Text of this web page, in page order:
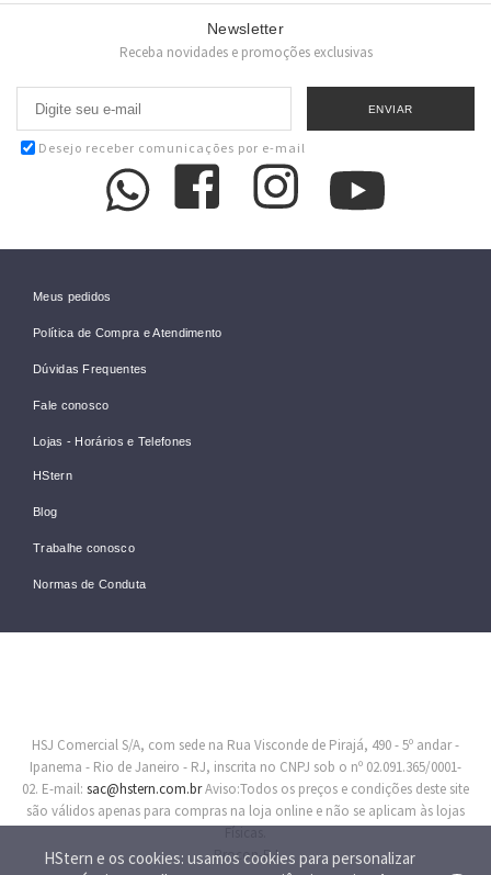
HStern e os cookies: usamos cookies para personalizar
Newsletter
Receba novidades e promoções exclusivas
Desejo receber comunicações por e-mail
Meus pedidos
Política de Compra e Atendimento
Dúvidas Frequentes
Fale conosco
Lojas - Horários e Telefones
HStern
Blog
Trabalhe conosco
Normas de Conduta
HSJ Comercial S/A, com sede na Rua Visconde de Pirajá, 490 - 5º andar -
Ipanema - Rio de Janeiro - RJ, inscrita no CNPJ sob o nº 02.091.365/0001-
02. E-mail: sac@hstern.com.brAviso:Todos os preços e condições deste site
são válidos apenas para compras na loja online e não se aplicam às lojas
Procon-RJ